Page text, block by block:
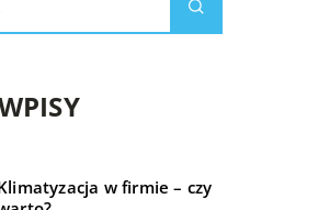
w firmie – czy